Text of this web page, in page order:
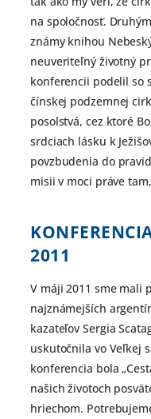
na spoločnosť.
známy knihou
neuveriteľný životný
konferencii podelil so
čínskej podzemnej
posolstvá, cez ktoré
srdciach lásku k
povzbudenia do
misii v moci práve
2011
V máji 2011 sme mali
najznámejších
kazateľov Sergia
uskutočnila vo Veľkej
konferencia bola
našich životoch
hriechom.